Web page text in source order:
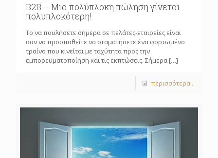
B2B – Μια πολύπλοκη πώληση γίνεται
πολυπλοκότερη!
Το να πουλήσετε σήμερα σε πελάτες-εταιρείες είναι
σαν να προσπαθείτε να σταματήσετε ένα φορτωμένο
τραίνο που κινείται με ταχύτητα προς την
εμπορευματοποίηση και τις εκπτώσεις. Σήμερα […]
περισσότερα...